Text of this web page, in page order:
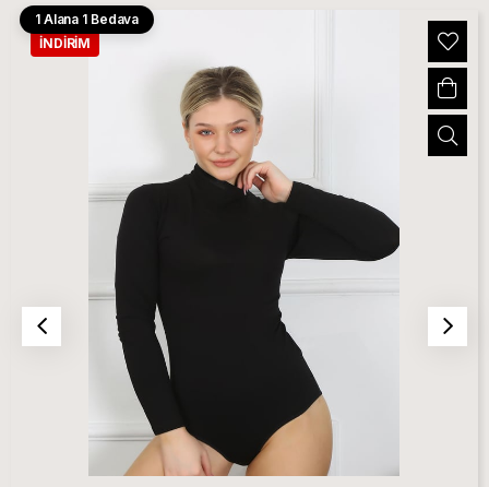
1 Alana 1 Bedava
İNDIRIM